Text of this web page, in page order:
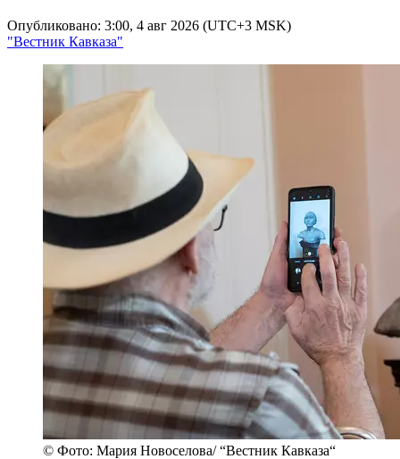
Опубликовано: 3:00, 4 авг 2026 (UTC+3 MSK)
"Вестник Кавказа"
© Фото: Мария Новоселова/ “Вестник Кавказа“